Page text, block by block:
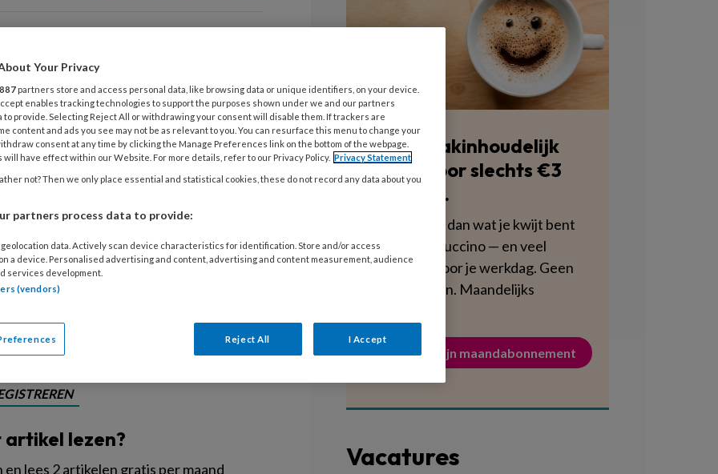
‘Niet
van rijke
een instituut voor
zulke begeleiding niet is
het nodig hebben, zat haar niet
bieden, en besloot: 'Dan word ik
lezen?
lees 2 artikelen gratis per maand
Blijf vakinhoudelijk
scherp voor slechts €3
per week.
Dat is minder dan wat je kwijt bent
aan een cappuccino — en veel
voedzamer voor je werkdag. Geen
verplichtingen. Maandelijks
Activeer mijn maandabonnement
Vacatures
Your Privacy
887 partners store and access personal data, like browsing data or unique identifiers, on your device.
enables tracking technologies to support the purposes shown under we and our partners
to provide. Selecting Reject All or withdrawing your consent will disable them. If trackers are
content and ads you see may not be as relevant to you. You can resurface this menu to change your
consent at any time by clicking the Manage Preferences link on the bottom of the webpage.
will have effect within our Website. For more details, refer to our Privacy Policy. Privacy Statement
not? Then we only place essential and statistical cookies, these do not record any data about you
partners process data to provide:
data. Actively scan device characteristics for identification. Store and/or access
a device. Personalised advertising and content, advertising and content measurement, audience
services development.
(vendors)
Reject All I Accept